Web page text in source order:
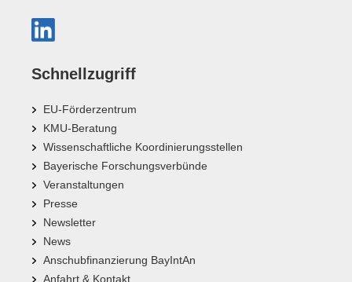
Schnellzugriff
EU-Förderzentrum
KMU-Beratung
Wissenschaftliche Koordinierungsstellen
Bayerische Forschungsverbünde
Veranstaltungen
Presse
Newsletter
News
Anschubfinanzierung BayIntAn
Anfahrt & Kontakt